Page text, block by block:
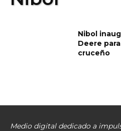
Nibol
Deere
cruceño
Medio digital dedicado a